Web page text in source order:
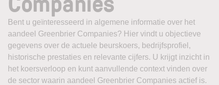
Bent u geïnteresseerd in algemene informatie over het
aandeel Greenbrier Companies? Hier vindt u objectieve
gegevens over de actuele beurskoers, bedrijfsprofiel,
historische prestaties en relevante cijfers. U krijgt inzicht in
het koersverloop en kunt aanvullende context vinden over
de sector waarin aandeel Greenbrier Companies actief is.